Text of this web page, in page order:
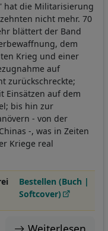
hat die Militarisierung
nicht mehr. 70
blättert der Band
dem
Krieg und einer
auf
zurückschreckte;
Einsätzen auf dem
bis hin zur
- von der
-, was in Zeiten
Kriege real
Bestellen (Buch |
Softcover)